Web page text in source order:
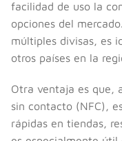
facilidad de uso la
opciones del
múltiples divisas, es
otros países en la
Otra ventaja es que,
sin contacto (NFC),
rápidas en tiendas,